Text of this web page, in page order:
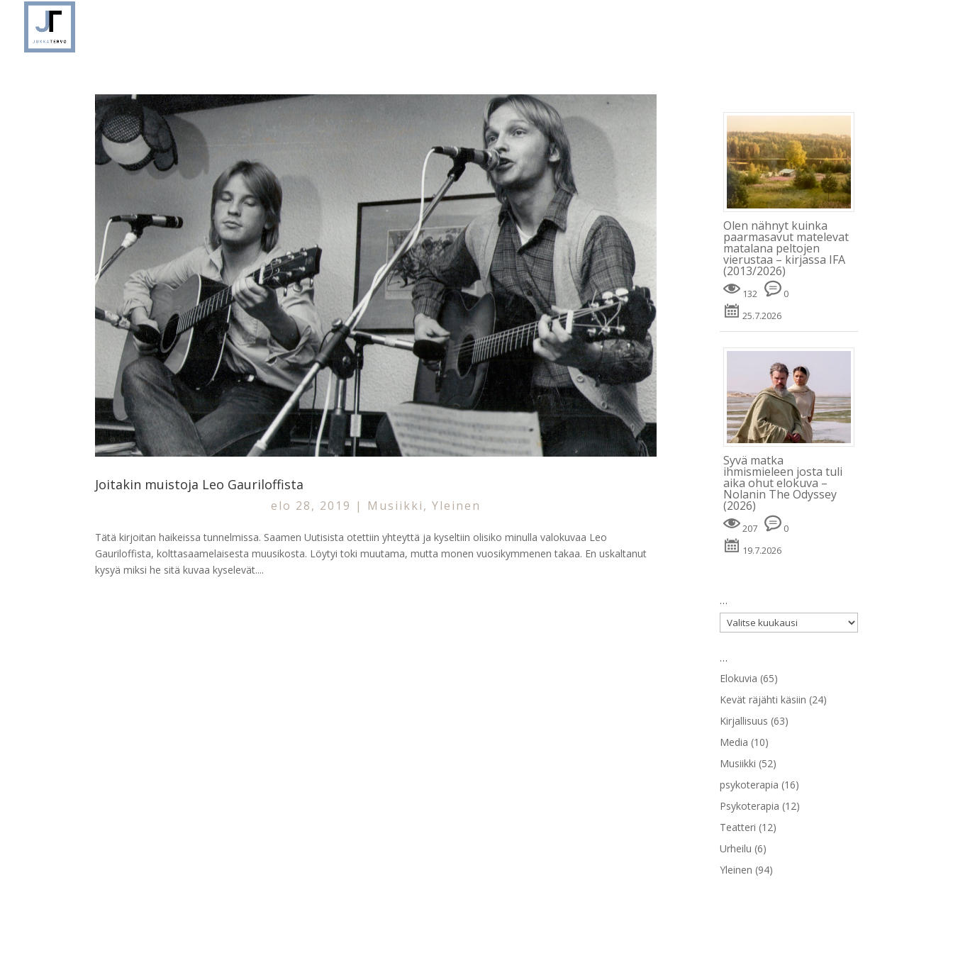
Joitakin muistoja Leo Gauriloffista
elo 28, 2019 | Musiikki,Yleinen
Tätä kirjoitan haikeissa tunnelmissa. Saamen Uutisista otettiin yhteyttä ja kyseltiin olisiko minulla valokuvaa Leo
Gauriloffista, kolttasaamelaisesta muusikosta. Löytyi toki muutama, mutta monen vuosikymmenen takaa. En uskaltanut
kysyä miksi he sitä kuvaa kyselevät....
Olen nähnyt kuinka
paarmasavut matelevat
matalana peltojen
vierustaa – kirjassa IFA
(2013/2026)
132
0
25.7.2026
Syvä matka
ihmismieleen josta tuli
aika ohut elokuva –
Nolanin The Odyssey
(2026)
207
0
19.7.2026
…
…
…
Elokuvia (65)
Kevät räjähti käsiin (24)
Kirjallisuus (63)
Media (10)
Musiikki (52)
psykoterapia (16)
Psykoterapia (12)
Teatteri (12)
Urheilu (6)
Yleinen (94)